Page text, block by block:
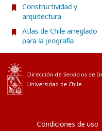
Constructividad y
arquitectura
Atlas de Chile arreglado
para la jeografía
Dirección de Servicios de
Universidad de Chile.
Condiciones de uso